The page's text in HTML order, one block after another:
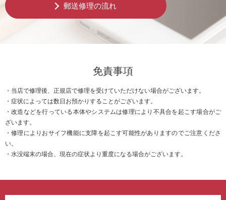
郵送修理の流れ
免責事項
・当店で修理後、正規店で修理を受けていただけない場合がございます。
・症状によっては数日お預かりすることがございます。
・改造などを行っている本体やシステムは修理により不具合を起こす場合がご
ざいます。
・修理によりおサイフ機能に支障を起こす可能性がありますのでご注意くださ
い。
・水没端末の場合、現在の症状より重度になる場合がございます。